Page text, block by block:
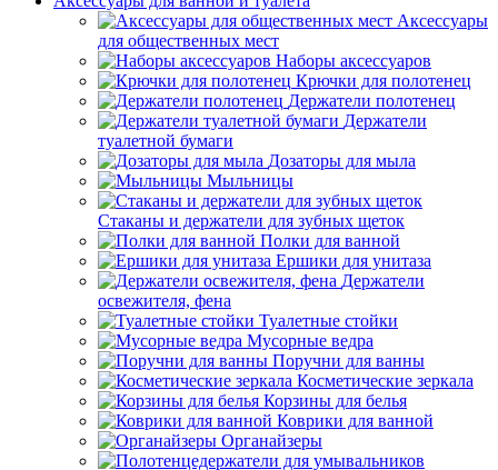
Аксессуары
для общественных мест
Наборы аксессуаров
Крючки для полотенец
Держатели полотенец
Держатели
туалетной бумаги
Дозаторы для мыла
Мыльницы
Стаканы и держатели для зубных щеток
Полки для ванной
Ершики для унитаза
Держатели
освежителя, фена
Туалетные стойки
Мусорные ведра
Поручни для ванны
Косметические зеркала
Корзины для белья
Коврики для ванной
Органайзеры